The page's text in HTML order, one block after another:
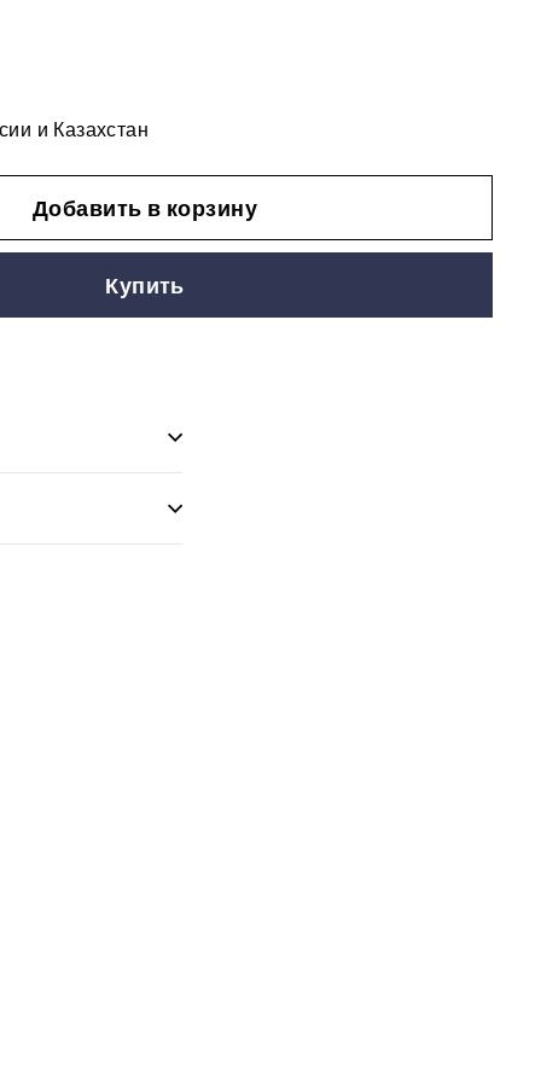
и Казахстан
Добавить в корзину
Купить